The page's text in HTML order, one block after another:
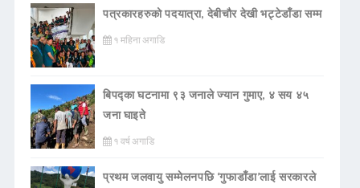
पत्रकारहरुको पदयात्रा, देबीचौर देखी भट्टेडाँडा सम्म
१ महिना अगाडि
बिपद्का घटनामा ९३ जनाले ज्यान गुमाए, ४ सय ४५
जना घाइते
१ वर्ष अगाडि
प्रथम जलवायु सम्मेलनपछि ‘गुफाडाँडा’लाई सरकारले